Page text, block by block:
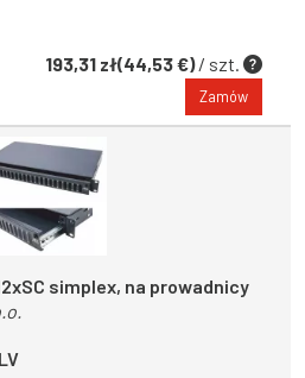
193,31 zł(44,53 €)/ szt.
Zamów
simplex, na prowadnicy